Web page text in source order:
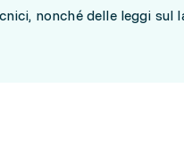
nonché delle leggi sul